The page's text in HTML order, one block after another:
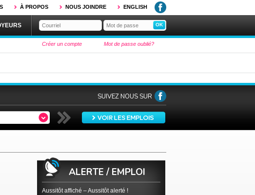
ENGLISH
NOUS JOINDRE
À PROPOS
Mot de passe oublié?
Créer un compte
SUIVEZ NOUS SUR
ALERTE / EMPLOI
Aussitôt affiché – Aussitôt alerté !